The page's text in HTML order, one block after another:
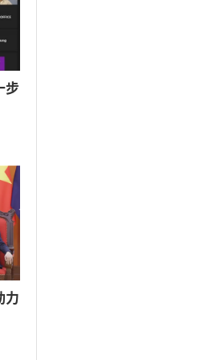
步
力